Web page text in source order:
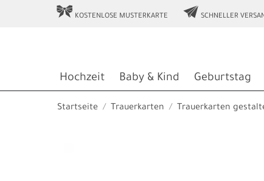
r KOSTENLOSE MUSTERKARTE e SCHNELLER
Hochzeit Baby & Kind Geburtstag
Startseite Trauerkarten Trauerkarten